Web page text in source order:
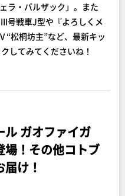
ラ・バルザック」。また
号戦車J型や『よろしくメ
“松桐坊主”など、最新キッ
してみてくださいね！
ル ガオファイガ
場！その他コトブ
け！